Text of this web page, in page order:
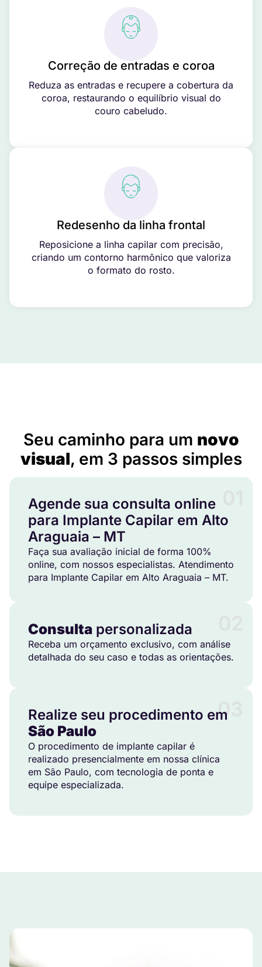
Correção de entradas e coroa
Reduza as entradas e recupere a cobertura da
coroa, restaurando o equilíbrio visual do
couro cabeludo.
Redesenho da linha frontal
Reposicione a linha capilar com precisão,
criando um contorno harmônico que valoriza
o formato do rosto.
Seu caminho para um novo
visual, em 3 passos simples
Agende sua consulta online
para Implante Capilar em Alto
Araguaia – MT
Faça sua avaliação inicial de forma 100%
online, com nossos especialistas. Atendimento
para Implante Capilar em Alto Araguaia – MT.
Consulta personalizada
Receba um orçamento exclusivo, com análise
detalhada do seu caso e todas as orientações.
03
Realize seu procedimento em
São Paulo
O procedimento de implante capilar é
realizado presencialmente em nossa clínica
em São Paulo, com tecnologia de ponta e
equipe especializada.